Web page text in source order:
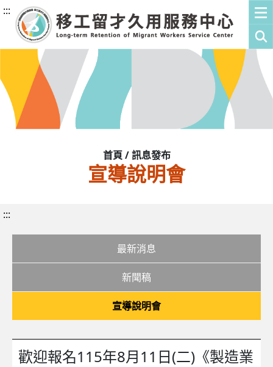
:::
首頁 / 訊息發布
宣導說明會
:::
最新消息
新聞稿
宣導說明會
歡迎報名115年8月11日(二)《製造業